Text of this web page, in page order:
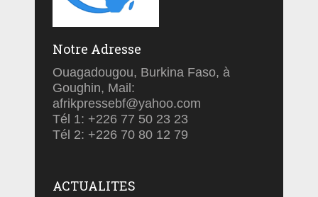
Notre Adresse
Ouagadougou, Burkina Faso, à
Goughin, Mail:
afrikpressebf@yahoo.com
Tél 1: +226 77 50 23 23
Tél 2: +226 70 80 12 79
ACTUALITES